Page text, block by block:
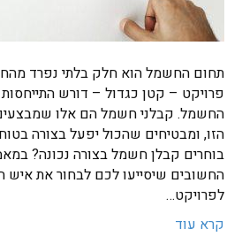
תחום החשמל הוא חלק בלתי נפרד
פרויקט – קטן כגדול – דורש
החשמל. קבלני חשמל הם אלו
הזו, ומבטיחים שהכול יפעל בצורה
בוחרים קבלן חשמל בצורה נכונה?
החשובים שיסייעו לכם לבחור את איש
לפרויקט…
קרא עוד